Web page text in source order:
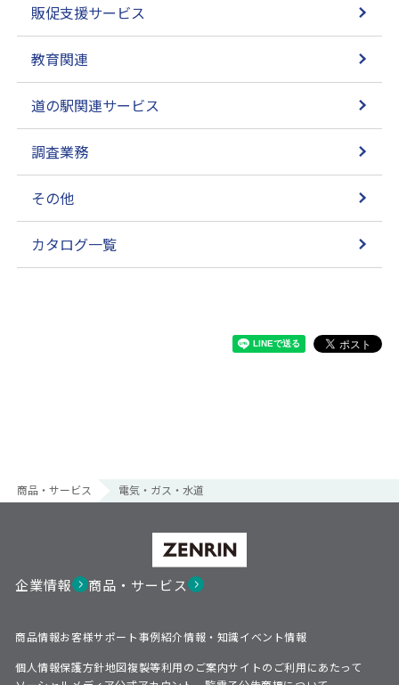
販促支援サービス
教育関連
道の駅関連サービス
調査業務
その他
カタログ一覧
商品・サービス 電気・ガス・水道
企業情報 商品・サービス
商品情報お客様サポート事例紹介情報・知識イベント情報
個人情報保護方針地図複製等利用のご案内サイトのご利用にあたって